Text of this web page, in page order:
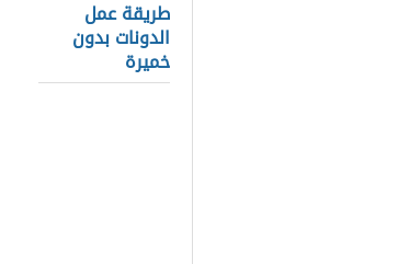
طريقة عمل
الدونات بدون
خميرة